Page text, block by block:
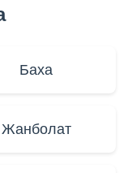
Баха
Жанболат